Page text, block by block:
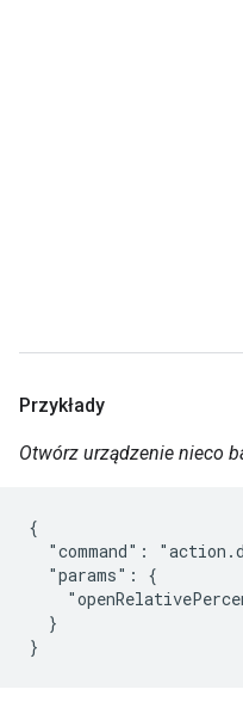
Przykłady
Otwórz urządzenie nieco
{
"command":
  "params": {
  }
}